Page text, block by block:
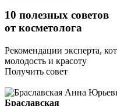
10 полезных советов
от косметолога
Рекомендации эксперта,
молодость и красоту
Получить совет
Браславская